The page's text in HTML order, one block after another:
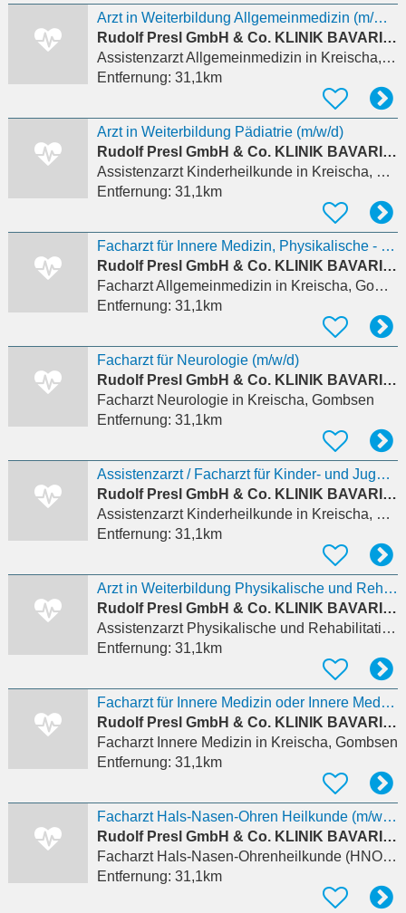
Arzt in Weiterbildung Allgemeinmedizin (m/w/d)
Rudolf Presl GmbH & Co. KLINIK BAVARIA Rehabilitations KG
Assistenzarzt Allgemeinmedizin in Kreischa, Gombsen
Entfernung: 31,1km
Arzt in Weiterbildung Pädiatrie (m/w/d)
Rudolf Presl GmbH & Co. KLINIK BAVARIA Rehabilitations KG
Assistenzarzt Kinderheilkundein Kreischa, Gombsen
Entfernung: 31,1km
Facharzt für Innere Medizin, Physikalische - oder Allgemeinmedizin (m/w/d)
Rudolf Presl GmbH & Co. KLINIK BAVARIA Rehabilitations KG
Facharzt Allgemeinmedizin in Kreischa, Gombsen
Entfernung: 31,1km
Facharzt für Neurologie (m/w/d)
Rudolf Presl GmbH & Co. KLINIK BAVARIA Rehabilitations KG
Facharzt Neurologiein Kreischa, Gombsen
Entfernung: 31,1km
Assistenzarzt / Facharzt für Kinder- und Jugendmedizin (m/w/d)
Rudolf Presl GmbH & Co. KLINIK BAVARIA Rehabilitations KG
Assistenzarzt Kinderheilkundein Kreischa, Gombsen
Entfernung: 31,1km
Arzt in Weiterbildung Physikalische und Rehabilitative Medizin (m/w/d)
Rudolf Presl GmbH & Co. KLINIK BAVARIA Rehabilitations KG
Assistenzarzt Physikalische und Rehabilitative Medizin
Entfernung: 31,1km
Facharzt für Innere Medizin oder Innere Medizin und Infektiologie (m/w/d)
Rudolf Presl GmbH & Co. KLINIK BAVARIA Rehabilitations KG
Facharzt Innere Medizin in Kreischa, Gombsen
Entfernung: 31,1km
Facharzt Hals-Nasen-Ohren Heilkunde (m/w/d)
Rudolf Presl GmbH & Co. KLINIK BAVARIA Rehabilitations KG
Facharzt Hals-Nasen-Ohrenheilkunde (HNO)in
Entfernung: 31,1km